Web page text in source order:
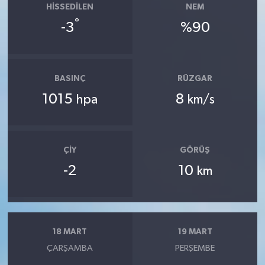
HISSEDILEN
-3°
NEM
%90
BASINÇ
1015 hpa
RÜZGAR
8 km/s
ÇIY
-2
GÖRÜŞ
10 km
18 MART
ÇARŞAMBA
19 MART
PERŞEMBE